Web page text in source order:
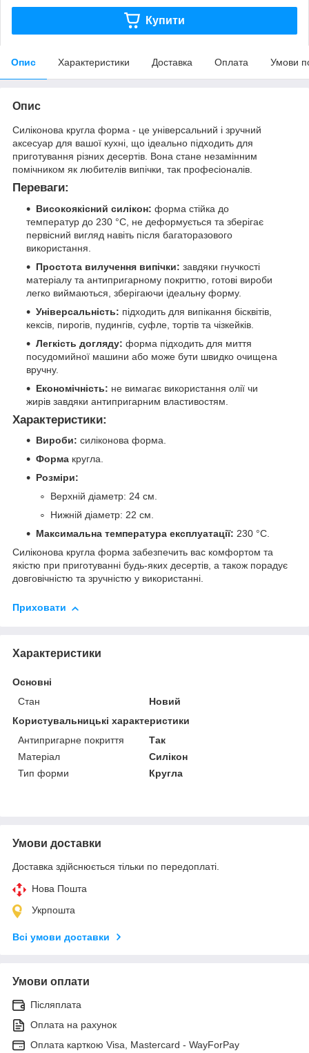
Купити
Опис Характеристики Доставка Оплата Умови
Опис
Силіконова кругла форма - це універсальний і зручний
аксесуар для вашої кухні, що ідеально підходить для
приготування різних десертів. Вона стане незамінним
помічником як любителів випічки, так професіоналів.
Переваги:
Високоякісний силікон: форма стійка до
температур до 230 °C, не деформується та зберігає
первісний вигляд навіть після багаторазового
використання.
Простота вилучення випічки: завдяки гнучкості
матеріалу та антипригарному покриттю, готові вироби
легко виймаються, зберігаючи ідеальну форму.
Універсальність: підходить для випікання бісквітів,
кексів, пирогів, пудингів, суфле, тортів та чізкейків.
Легкість догляду: форма підходить для миття
посудомийної машини або може бути швидко очищена
вручну.
Економічність: не вимагає використання олії чи
жирів завдяки антипригарним властивостям.
Характеристики:
Вироби: силіконова форма.
Форма кругла.
Розміри:
Верхній діаметр: 24 см.
Нижній діаметр: 22 см.
Максимальна температура експлуатації: 230 °C.
Силіконова кругла форма забезпечить вас комфортом та
якістю при приготуванні будь-яких десертів, а також порадує
довговічністю та зручністю у використанні.
Приховати
Характеристики
Основні
Стан
Новий
Користувальницькі характеристики
Антипригарне покриття
Так
Матеріал
Силікон
Тип форми
Кругла
Умови доставки
Доставка здійснюється тільки по передоплаті.
Нова Пошта
Укрпошта
Всі умови доставки
Умови оплати
Післяплата
Оплата на рахунок
Оплата карткою Visa, Mastercard - WayForPay